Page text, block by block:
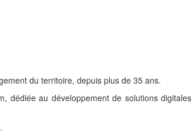
du territoire, depuis plus de 35 ans.
dédiée au développement de solutions digitales